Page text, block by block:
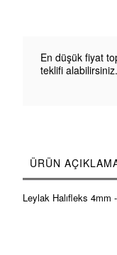
En düşük fiyat
teklifi alabilirsiniz.
ÜRÜN
Leylak Halıfleks 4mm